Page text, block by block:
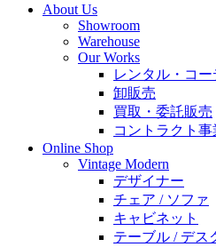
About Us
Showroom
Warehouse
Our Works
レンタル・コー
卸販売
買取・委託販売
コントラクト事
Online Shop
Vintage Modern
デザイナー
チェア / ソファ
キャビネット
テーブル / デス